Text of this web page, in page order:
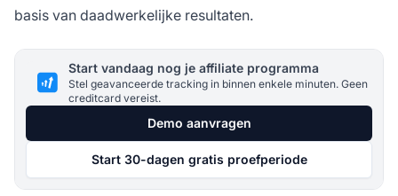
basis van daadwerkelijke resultaten.
Start vandaag nog je affiliate programma
Stel geavanceerde tracking in binnen enkele minuten. Geen
creditcard vereist.
Demo aanvragen
Start 30-dagen gratis proefperiode